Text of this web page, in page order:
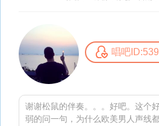
唱吧
谢谢松鼠的伴奏。。。好吧。这个
弱的问一句，为什么欧美男人声线